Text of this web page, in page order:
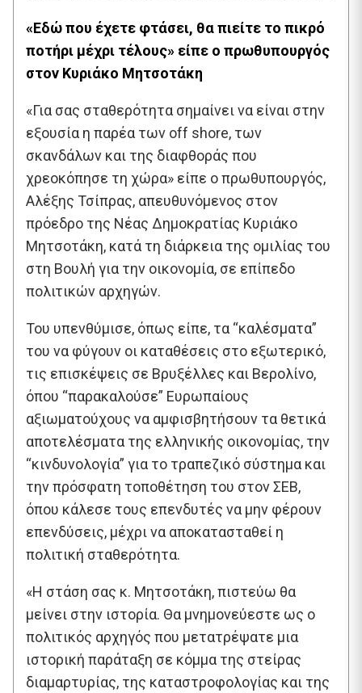
«Εδώ που έχετε φτάσει, θα πιείτε το πικρό
ποτήρι μέχρι τέλους» είπε ο πρωθυπουργός
στον Κυριάκο Μητσοτάκη
«Για σας σταθερότητα σημαίνει να είναι στην
εξουσία η παρέα των off shore, των
σκανδάλων και της διαφθοράς που
χρεοκόπησε τη χώρα» είπε ο πρωθυπουργός,
Αλέξης Τσίπρας, απευθυνόμενος στον
πρόεδρο της Νέας Δημοκρατίας Κυριάκο
Μητσοτάκη, κατά τη διάρκεια της ομιλίας του
στη Βουλή για την οικονομία, σε επίπεδο
πολιτικών αρχηγών.
Του υπενθύμισε, όπως είπε, τα “καλέσματα”
του να φύγουν οι καταθέσεις στο εξωτερικό,
τις επισκέψεις σε Βρυξέλλες και Βερολίνο,
όπου “παρακαλούσε” Ευρωπαίους
αξιωματούχους να αμφισβητήσουν τα θετικά
αποτελέσματα της ελληνικής οικονομίας, την
“κινδυνολογία” για το τραπεζικό σύστημα και
την πρόσφατη τοποθέτηση του στον ΣΕΒ,
όπου κάλεσε τους επενδυτές να μην φέρουν
επενδύσεις, μέχρι να αποκατασταθεί η
πολιτική σταθερότητα.
«Η στάση σας κ. Μητσοτάκη, πιστεύω θα
μείνει στην ιστορία. Θα μνημονεύεστε ως ο
πολιτικός αρχηγός που μετατρέψατε μια
ιστορική παράταξη σε κόμμα της στείρας
διαμαρτυρίας, της καταστροφολογίας και της